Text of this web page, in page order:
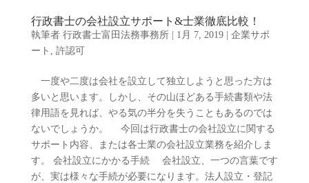
行政書士の会社設立サポート&士業徹底比較！
執筆者 行政書士富田法務事務所| 1月 7, 2019| 企業サポ
ート
許認可
一度や二度は会社を設立して独立しようと思った方は
多いと思います。しかし、その山ほどある手続書類や法
律用語を見れば、やる気の半分を失うこともあるのでは
ないでしょうか。 今回は行政書士の会社設立に関する
サポート内容、または各士業の会社設立業務を紹介しま
す。 会社設立にかかる手続 会社設立、一つの言葉です
が、実は様々な手続が必要になります。法人設立・登記